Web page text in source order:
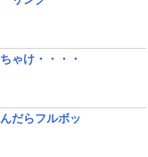
ゃけ・・・・
だらフルボッ